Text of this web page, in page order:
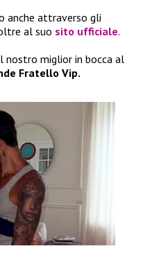
anche attraverso gli
al suo sito ufficiale.
nostro miglior in bocca al
Fratello Vip.